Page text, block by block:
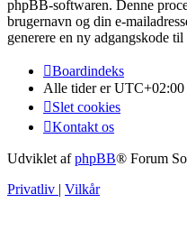
phpBB-softwaren. Denne
brugernavn og din e-
generere en ny adgangskode
Boardindeks
Alle tider erUTC+02:00
Slet cookies
Kontakt os
Udviklet afphpBB® Forum
Privatliv | Vilkår